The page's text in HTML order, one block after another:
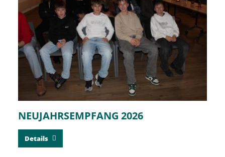
NEUJAHRSEMPFANG 2026
Details